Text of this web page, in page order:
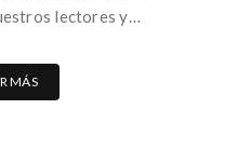
lectores y…
MÁS